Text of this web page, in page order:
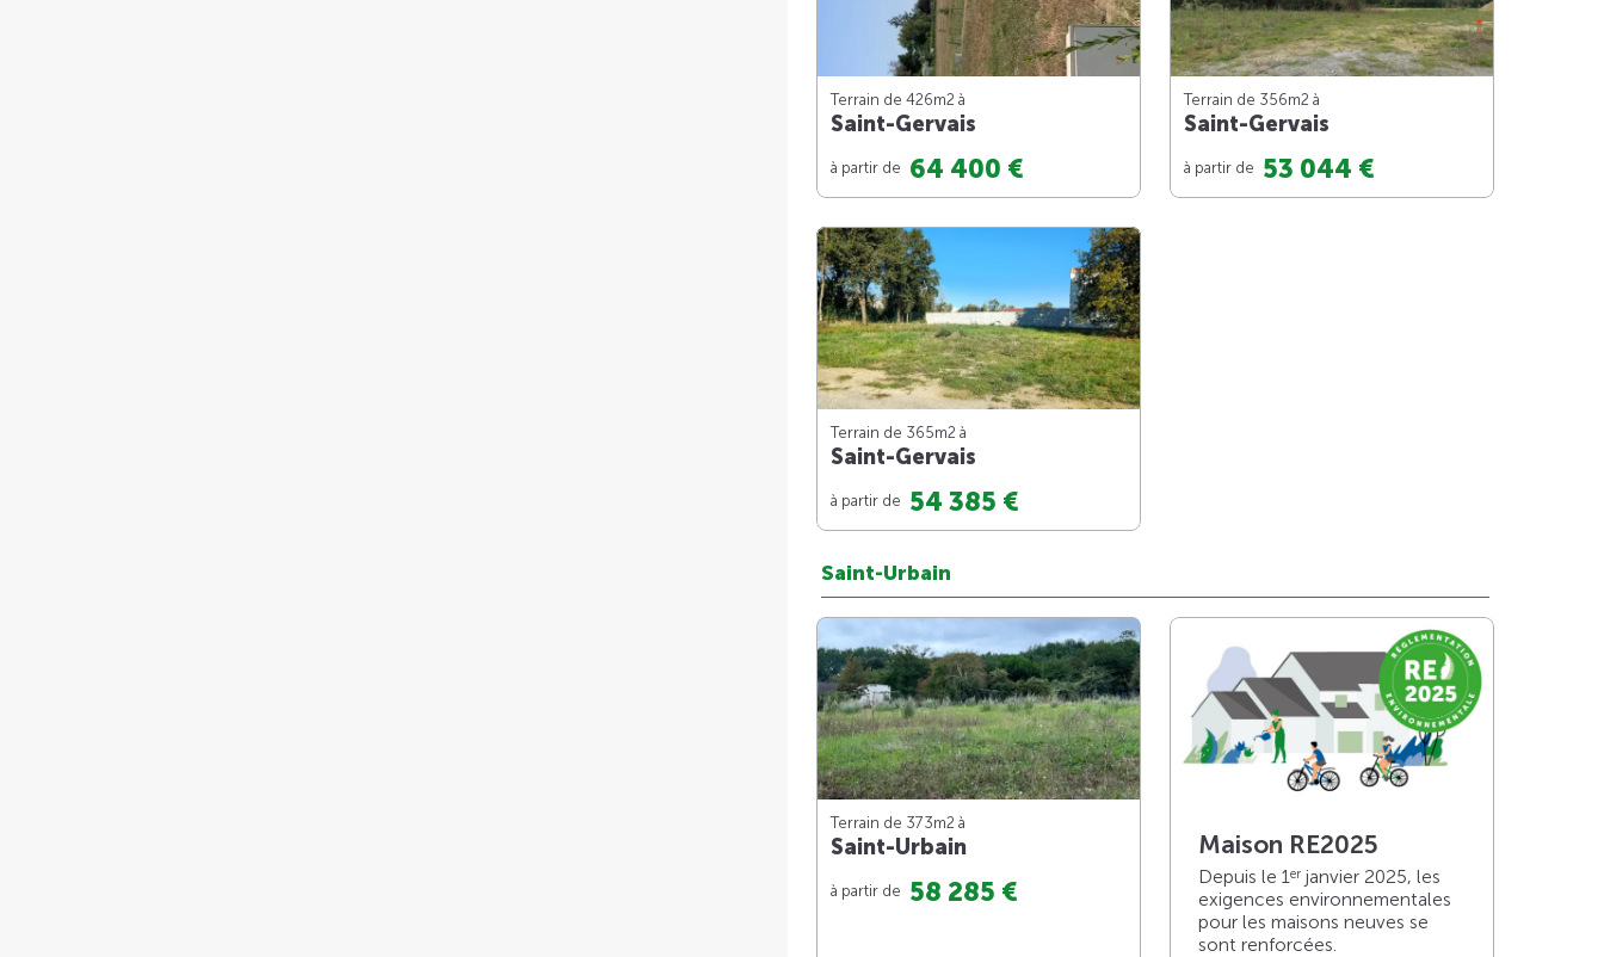
Terrain de 426m2 à
Saint-Gervais
à partir de 64 400 €
Terrain de 356m2 à
Saint-Gervais
à partir de 53 044 €
Terrain de 365m2 à
Saint-Gervais
à partir de 54 385 €
Saint-Urbain
Terrain de 373m2 à
Saint-Urbain
à partir de 58 285 €
Maison RE2025
Depuis le 1 er janvier 2025, les
exigences environnementales
pour les maisons neuves se
sont renforcées.